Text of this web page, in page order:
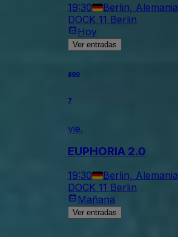
19:30 Berlin, Alemania
DOCK 11 Berlin
Hoy
Ver entradas
ago
7
vie.
EUPHORIA 2.0
19:30 Berlin, Alemania
DOCK 11 Berlin
Mañana
Ver entradas